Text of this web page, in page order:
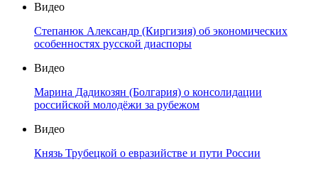
Видео
Степанюк Александр (Киргизия) об экономических
особенностях русской диаспоры
Видео
Марина Дадикозян (Болгария) о консолидации
российской молодёжи за рубежом
Видео
Князь Трубецкой о евразийстве и пути России